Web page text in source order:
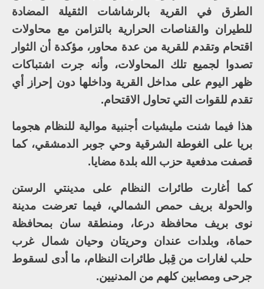
الطرق في القرية بالرشاشات الثقيلة المضادة
للطيران والقناصات الحرارية بالتزامن مع محاولات
اقتحام وتقدم للقرية من عدة محاور، مؤكدة أن الثوار
تصدوا لجميع تلك المحاولات، وأنه جرت اشتباكات
ظهر اليوم على مداخل القرية وداخلها دون إحراز أي
تقدم للقوات التي تحاول الاقتحام.
هذا فيما شنت مليشيات أجنبية موالية للنظام هجوما
بريا على الغوطة الشرقية وحي جوبر الدمشقي، كما
قصفت مدفعية حزب الله بلدة مضايا.
كما أغارت طائرات النظام على مدينتي الرستن
والحولة بريف حمص الشمالي، فيما تعرضت مدينة
نوى بريف محافظة درعا، ومنطقة سان بمحافظة
حماة، وبلدات عندان وحريتان وحيان شمال غرب
حلب لغارات من قِبل طائرات النظام، ما أدى لسقوط
جرحى ومصابين كلهم من المدنيين.